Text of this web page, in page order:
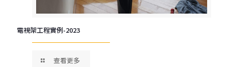
電視架工程實例-2023
查看更多